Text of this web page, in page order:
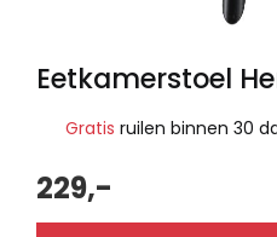
Eetkamerstoel
Gratis ruilen binnen 30
229,-